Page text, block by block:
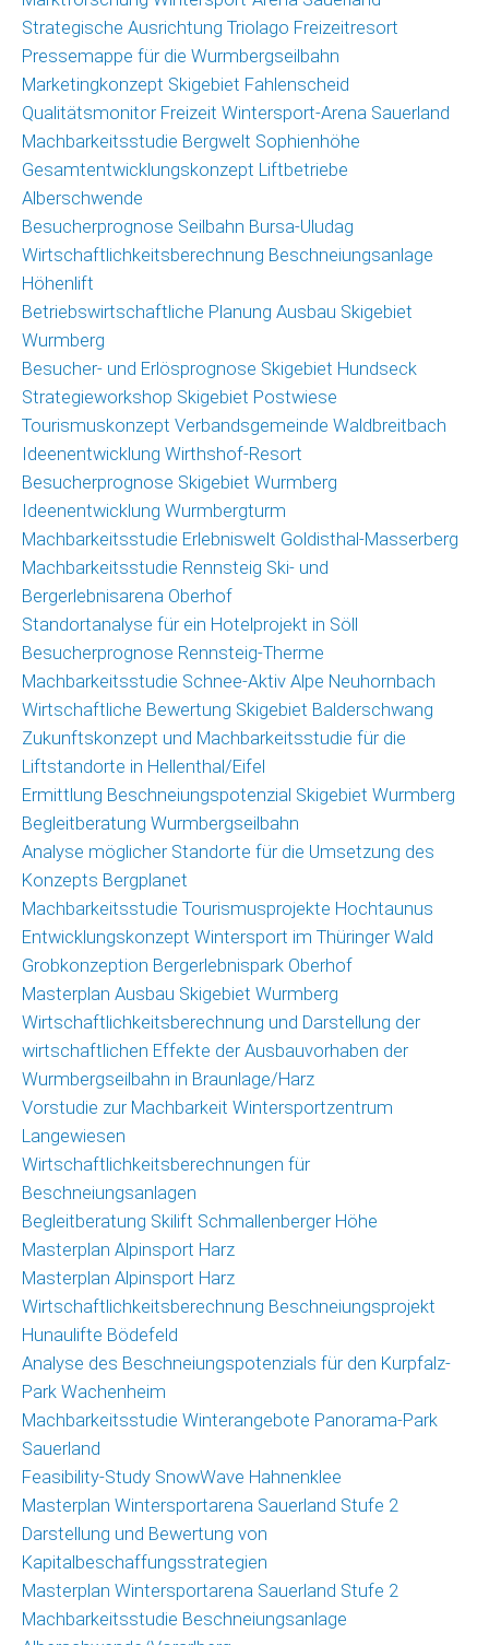
Strategische Ausrichtung Triolago Freizeitresort
Pressemappe für die Wurmbergseilbahn
Marketingkonzept Skigebiet Fahlenscheid
Qualitätsmonitor Freizeit Wintersport-Arena Sauerland
Machbarkeitsstudie Bergwelt Sophienhöhe
Gesamtentwicklungskonzept Liftbetriebe
Alberschwende
Besucherprognose Seilbahn Bursa-Uludag
Wirtschaftlichkeitsberechnung Beschneiungsanlage
Höhenlift
Betriebswirtschaftliche Planung Ausbau Skigebiet
Wurmberg
Besucher- und Erlösprognose Skigebiet Hundseck
Strategieworkshop Skigebiet Postwiese
Tourismuskonzept Verbandsgemeinde Waldbreitbach
Ideenentwicklung Wirthshof-Resort
Besucherprognose Skigebiet Wurmberg
Ideenentwicklung Wurmbergturm
Machbarkeitsstudie Erlebniswelt Goldisthal-Masserberg
Machbarkeitsstudie Rennsteig Ski- und
Bergerlebnisarena Oberhof
Standortanalyse für ein Hotelprojekt in Söll
Besucherprognose Rennsteig-Therme
Machbarkeitsstudie Schnee-Aktiv Alpe Neuhornbach
Wirtschaftliche Bewertung Skigebiet Balderschwang
Zukunftskonzept und Machbarkeitsstudie für die
Liftstandorte in Hellenthal/Eifel
Ermittlung Beschneiungspotenzial Skigebiet Wurmberg
Begleitberatung Wurmbergseilbahn
Analyse möglicher Standorte für die Umsetzung des
Konzepts Bergplanet
Machbarkeitsstudie Tourismusprojekte Hochtaunus
Entwicklungskonzept Wintersport im Thüringer Wald
Grobkonzeption Bergerlebnispark Oberhof
Masterplan Ausbau Skigebiet Wurmberg
Wirtschaftlichkeitsberechnung und Darstellung der
wirtschaftlichen Effekte der Ausbauvorhaben der
Wurmbergseilbahn in Braunlage/Harz
Vorstudie zur Machbarkeit Wintersportzentrum
Langewiesen
Wirtschaftlichkeitsberechnungen für
Beschneiungsanlagen
Begleitberatung Skilift Schmallenberger Höhe
Masterplan Alpinsport Harz
Masterplan Alpinsport Harz
Wirtschaftlichkeitsberechnung Beschneiungsprojekt
Hunaulifte Bödefeld
Analyse des Beschneiungspotenzials für den Kurpfalz-
Park Wachenheim
Machbarkeitsstudie Winterangebote Panorama-Park
Sauerland
Feasibility-Study SnowWave Hahnenklee
Masterplan Wintersportarena Sauerland Stufe 2
Darstellung und Bewertung von
Kapitalbeschaffungsstrategien
Masterplan Wintersportarena Sauerland Stufe 2
Machbarkeitsstudie Beschneiungsanlage